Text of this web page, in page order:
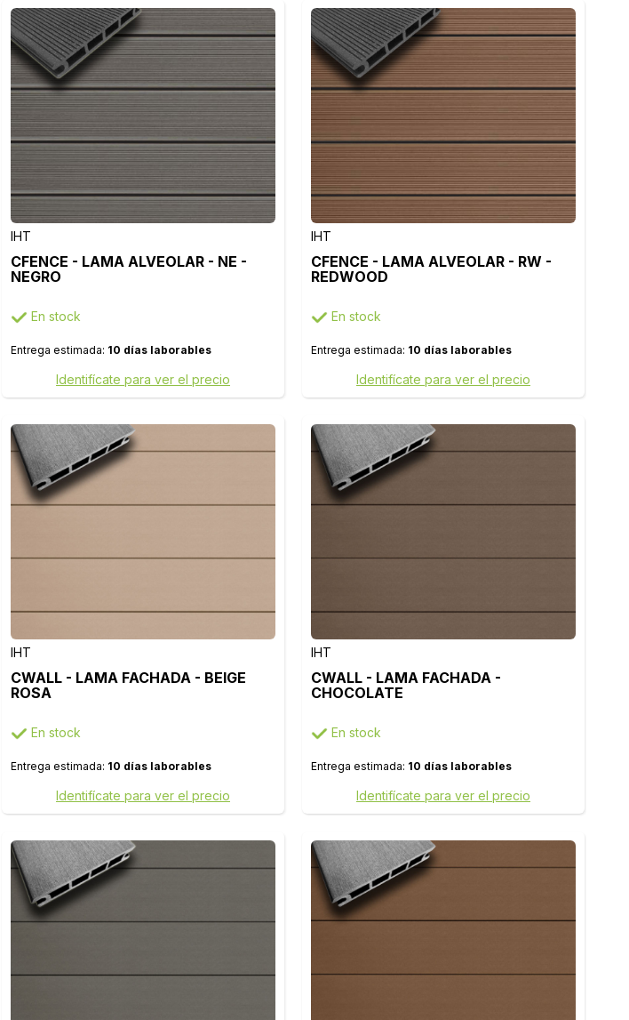
IHT
CFENCE - LAMA ALVEOLAR - NE -
NEGRO
En stock
Entrega estimada: 10 días laborables
Identifícate para ver el precio
IHT
CFENCE - LAMA ALVEOLAR - RW -
REDWOOD
En stock
Entrega estimada: 10 días laborables
Identifícate para ver el precio
IHT
CWALL - LAMA FACHADA - BEIGE
ROSA
En stock
Entrega estimada: 10 días laborables
Identifícate para ver el precio
IHT
CWALL - LAMA FACHADA -
CHOCOLATE
En stock
Entrega estimada: 10 días laborables
Identifícate para ver el precio